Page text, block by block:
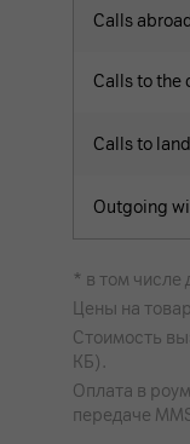
Calls
Calls to the
Calls to
Outgoing
* в том числе
Цены на
Стоимость
КБ).
Оплата в
передаче